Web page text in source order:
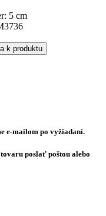
5 cm
k produktu
e-mailom po vyžiadaní.
poslať poštou alebo